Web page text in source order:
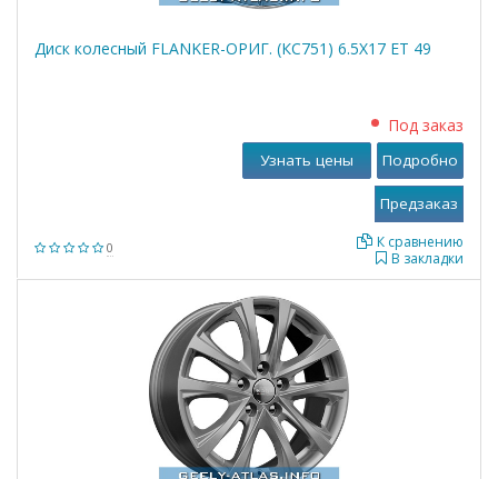
Диск колесный FLANKER-ОРИГ. (КС751) 6.5X17 ЕТ 49
0
Под заказ
В закладки
К сравнению
Узнать цены Подробно